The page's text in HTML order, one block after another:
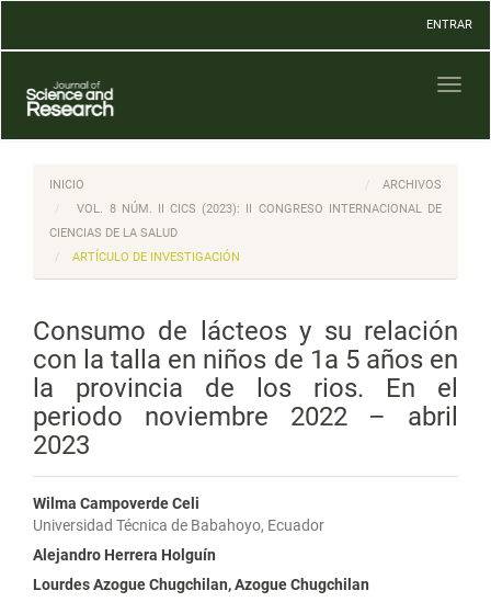
Contenido
Barra
lateral
ENTRAR
INICIO
ARCHIVOS
VOL. 8 NÚM. II CICS (2023): II CONGRESO INTERNACIONAL DE
CIENCIAS DE LA SALUD
ARTÍCULO DE INVESTIGACIÓN
Consumo de lácteos y su relación
con la talla en niños de 1a 5 años en
la provincia de los rios. En el
periodo noviembre 2022 – abril
2023
Wilma Campoverde Celi
Universidad Técnica de Babahoyo, Ecuador
Alejandro Herrera Holguín
Lourdes Azogue Chugchilan, Azogue Chugchilan